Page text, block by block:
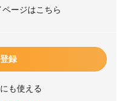
ージはこちら
録
も使える